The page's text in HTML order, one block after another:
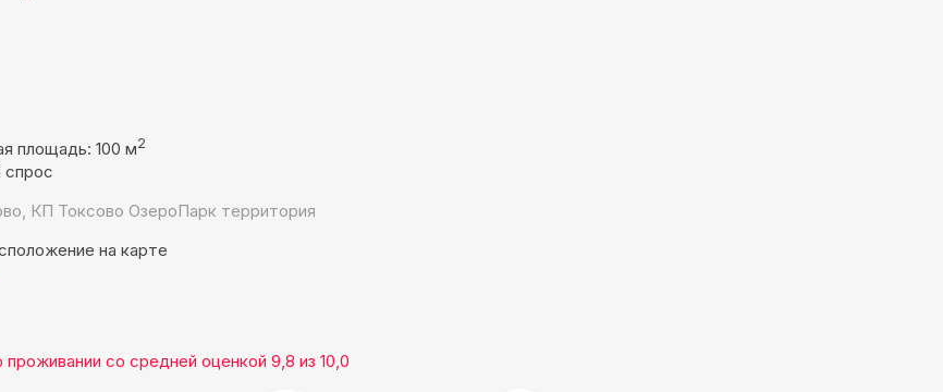
площадь: 100 м2
КП Токсово ОзероПарк территория
на карте
проживании со средней оценкой 9,8 из 10,0